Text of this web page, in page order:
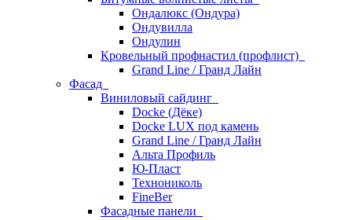
Ондалюкс (Ондура)
Ондувилла
Ондулин
Кровельный профнастил (профлист)
Grand Line / Гранд Лайн
Фасад
Виниловый сайдинг
Docke (Дёке)
Docke LUX под камень
Grand Line / Гранд Лайн
Альта Профиль
Ю-Пласт
Технониколь
FineBer
Фасадные панели